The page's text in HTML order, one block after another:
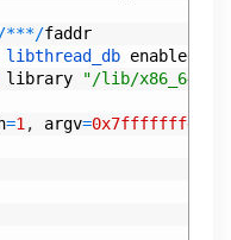
/***/faddr
libthread_db enabled
library "/lib/x86_64-
=1 , argv=0x7fffffffdfc8